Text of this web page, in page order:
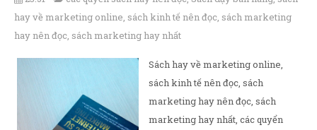
hay về marketing online sách kinh tế nên đọc sách marketing
hay nên đọc sách marketing hay nhất
Sách hay về marketing online,
sách kinh tế nên đọc, sách
marketing hay nên đọc, sách
marketing hay nhất, các quyển